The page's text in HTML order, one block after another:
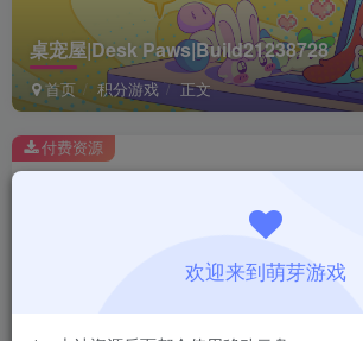
桌宠屋|Desk Paws|Build21238728
首页 积分游戏 正文
此内容为付费资源，请付费后查看
1积分
付费资源
欢迎来到萌芽游戏